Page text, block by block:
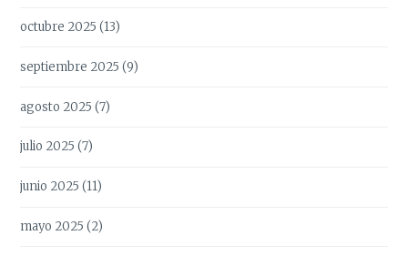
octubre 2025 (13)
septiembre 2025 (9)
agosto 2025 (7)
julio 2025 (7)
junio 2025 (11)
mayo 2025 (2)